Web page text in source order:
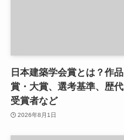
日本建築学会賞とは？作品
賞・大賞、選考基準、歴代
受賞者など
2026年8月1日